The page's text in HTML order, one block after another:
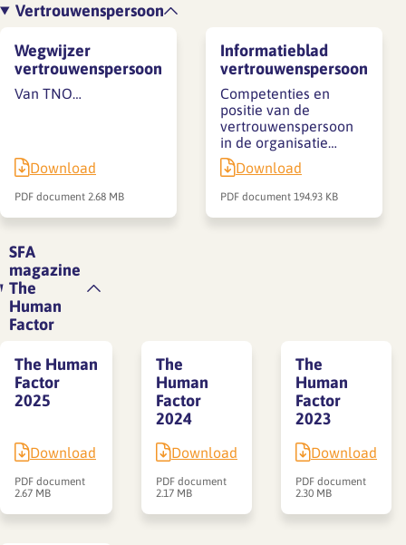
Vertrouwenspersoon
Wegwijzer
vertrouwenspersoon
Van TNO…
Download
PDF document 2.68 MB
Informatieblad
vertrouwenspersoon
Competenties en
positie van de
vertrouwenspersoon
in de organisatie…
Download
PDF document 194.93 KB
SFA
magazine
The
Human
Factor
The Human
Factor
2025
Download
PDF document
2.67 MB
The
Human
Factor
2024
Download
PDF document
2.17 MB
The
Human
Factor
2023
Download
PDF document
2.30 MB